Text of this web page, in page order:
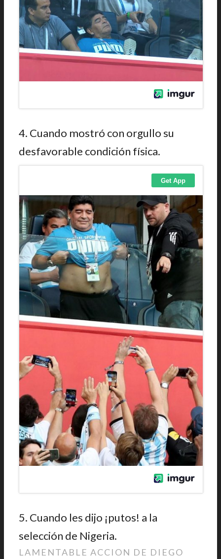
4. Cuando mostró con orgullo su
desfavorable condición física.
5. Cuando les dijo ¡putos! a la
selección de Nigeria.
LAMENTABLE ACCION DE DIEGO